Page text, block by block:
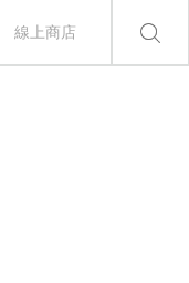
線上商店